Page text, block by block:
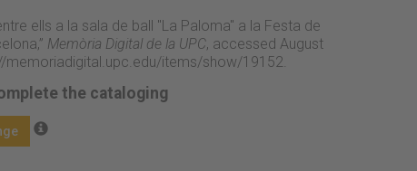
ells a la sala de ball "La Paloma" a la Festa de
Memòria Digital de la UPC, accessed August
memoriadigital.upc.edu/items/show/19152
the cataloging